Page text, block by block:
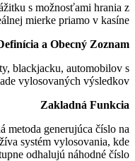
s možnosťami hrania z
mierke priamo v kasíne.
a Obecný Zoznam
blackjacku, automobilov s
vylosovaných výsledkov.
Zakladná Funkcia
metoda generujúca číslo na
systém vylosovania, kde
odhalujú náhodné číslo.